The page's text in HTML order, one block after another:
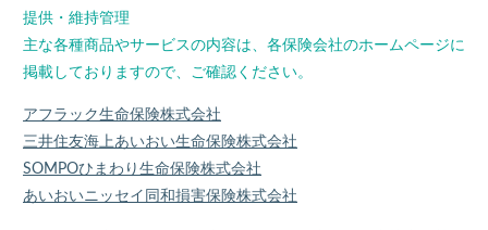
提供・維持管理
主な各種商品やサービスの内容は、各保険会社のホームページに
掲載しておりますので、ご確認ください。
アフラック生命保険株式会社
三井住友海上あいおい生命保険株式会社
SOMPOひまわり生命保険株式会社
あいおいニッセイ同和損害保険株式会社